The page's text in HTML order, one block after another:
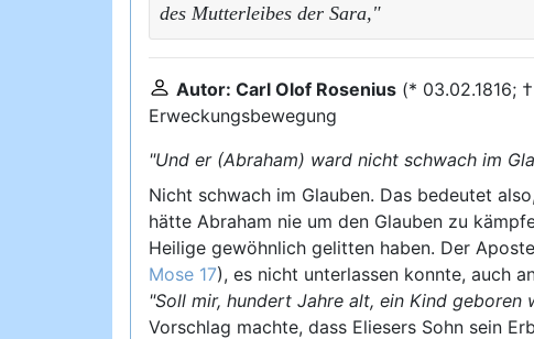
des Mutterleibes der Sara,"
Autor: Carl Olof Rosenius (* 03.02.1816;
Erweckungsbewegung
"Und er (Abraham) ward nicht schwach im
Nicht schwach im Glauben. Das bedeutet
hätte Abraham nie um den Glauben zu
Heilige gewöhnlich gelitten haben. Der
Mose 17), es nicht unterlassen konnte, auch
"Soll mir, hundert Jahre alt, ein Kind geboren
Vorschlag machte, dass Eliesers Sohn sein